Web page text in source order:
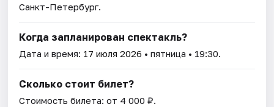
Санкт-Петербург.
Когда запланирован спектакль?
Дата и время: 17 июля 2026 • пятница • 19:30.
Сколько стоит билет?
Стоимость билета: от 4 000 ₽.